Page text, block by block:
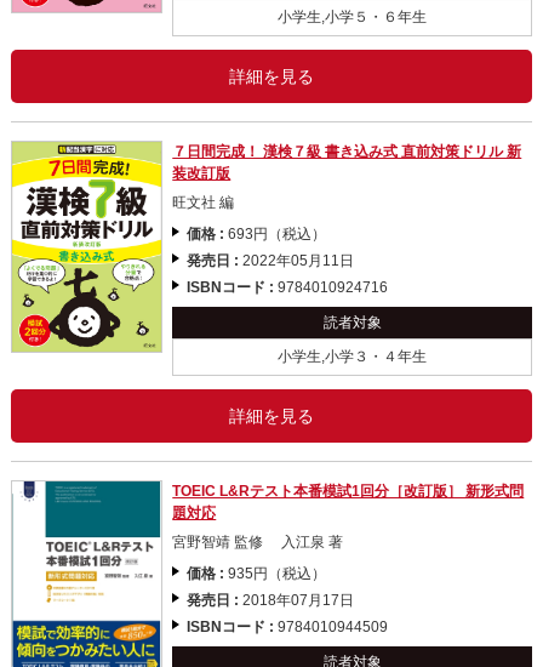
小学生,小学５・６年生
詳細を見る
７日間完成！ 漢検７級 書き込み式 直前対策ドリル 新
装改訂版
旺文社 編
価格 :693円（税込）
発売日 :2022年05月11日
ISBNコード :9784010924716
読者対象
小学生,小学３・４年生
詳細を見る
TOEIC L&Rテスト本番模試1回分［改訂版］ 新形式問
題対応
宮野智靖 監修 入江泉 著
価格 :935円（税込）
発売日 :2018年07月17日
ISBNコード :9784010944509
読者対象